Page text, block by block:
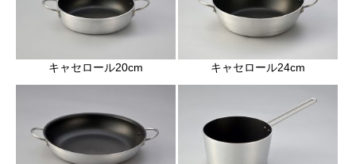
キャセロール20cm キャセロール24cm